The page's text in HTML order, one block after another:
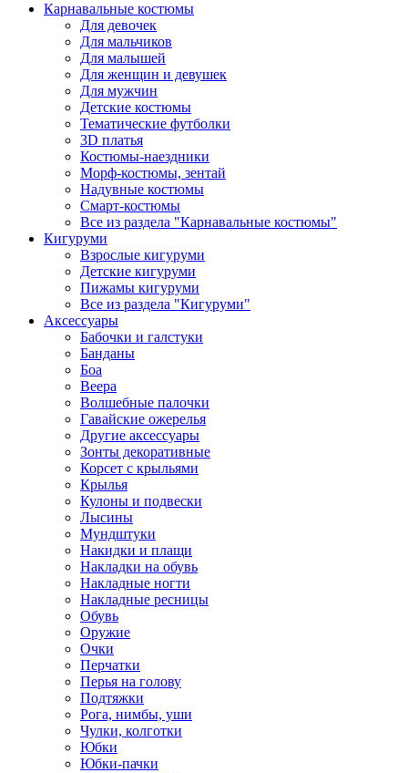
Карнавальные костюмы
Для девочек
Для мальчиков
Для малышей
Для женщин и девушек
Для мужчин
Детские костюмы
Тематические футболки
3D платья
Костюмы-наездники
Морф-костюмы, зентай
Надувные костюмы
Смарт-костюмы
Все из раздела "Карнавальные костюмы"
Кигуруми
Взрослые кигуруми
Детские кигуруми
Пижамы кигуруми
Все из раздела "Кигуруми"
Аксессуары
Бабочки и галстуки
Банданы
Боа
Веера
Волшебные палочки
Гавайские ожерелья
Другие аксессуары
Зонты декоративные
Корсет с крыльями
Крылья
Кулоны и подвески
Лысины
Мундштуки
Накидки и плащи
Накладки на обувь
Накладные ногти
Накладные ресницы
Обувь
Оружие
Очки
Перчатки
Перья на голову
Подтяжки
Рога, нимбы, уши
Чулки, колготки
Юбки
Юбки-пачки